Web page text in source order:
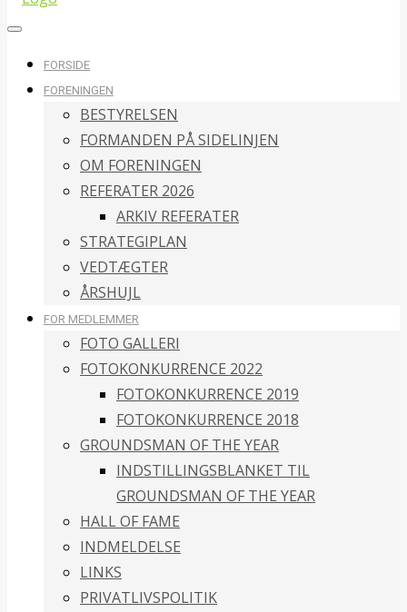
FORSIDE
FORENINGEN
BESTYRELSEN
FORMANDEN PÅ SIDELINJEN
OM FORENINGEN
REFERATER 2026
ARKIV REFERATER
STRATEGIPLAN
VEDTÆGTER
ÅRSHUJL
FOR MEDLEMMER
FOTO GALLERI
FOTOKONKURRENCE 2022
FOTOKONKURRENCE 2019
FOTOKONKURRENCE 2018
GROUNDSMAN OF THE YEAR
INDSTILLINGSBLANKET TIL
GROUNDSMAN OF THE YEAR
HALL OF FAME
INDMELDELSE
LINKS
PRIVATLIVSPOLITIK